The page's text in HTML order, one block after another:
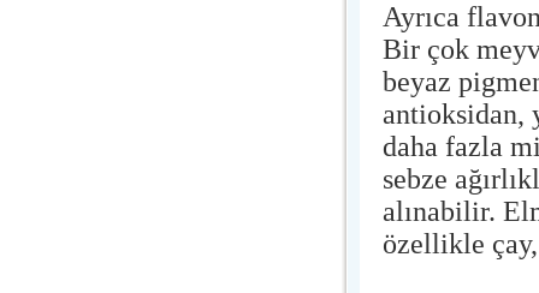
Ayrıca
Bir çok
beyaz
antioksidan,
daha fazla
sebze
alınabilir.
özellikle